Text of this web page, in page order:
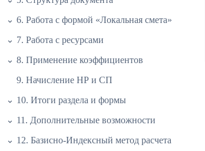
6. Работа с формой «Локальная смета»
7. Работа с ресурсами
8. Применение коэффициентов
9. Начисление НР и СП
10. Итоги раздела и формы
11. Дополнительные возможности
12. Базисно-Индексный метод расчета